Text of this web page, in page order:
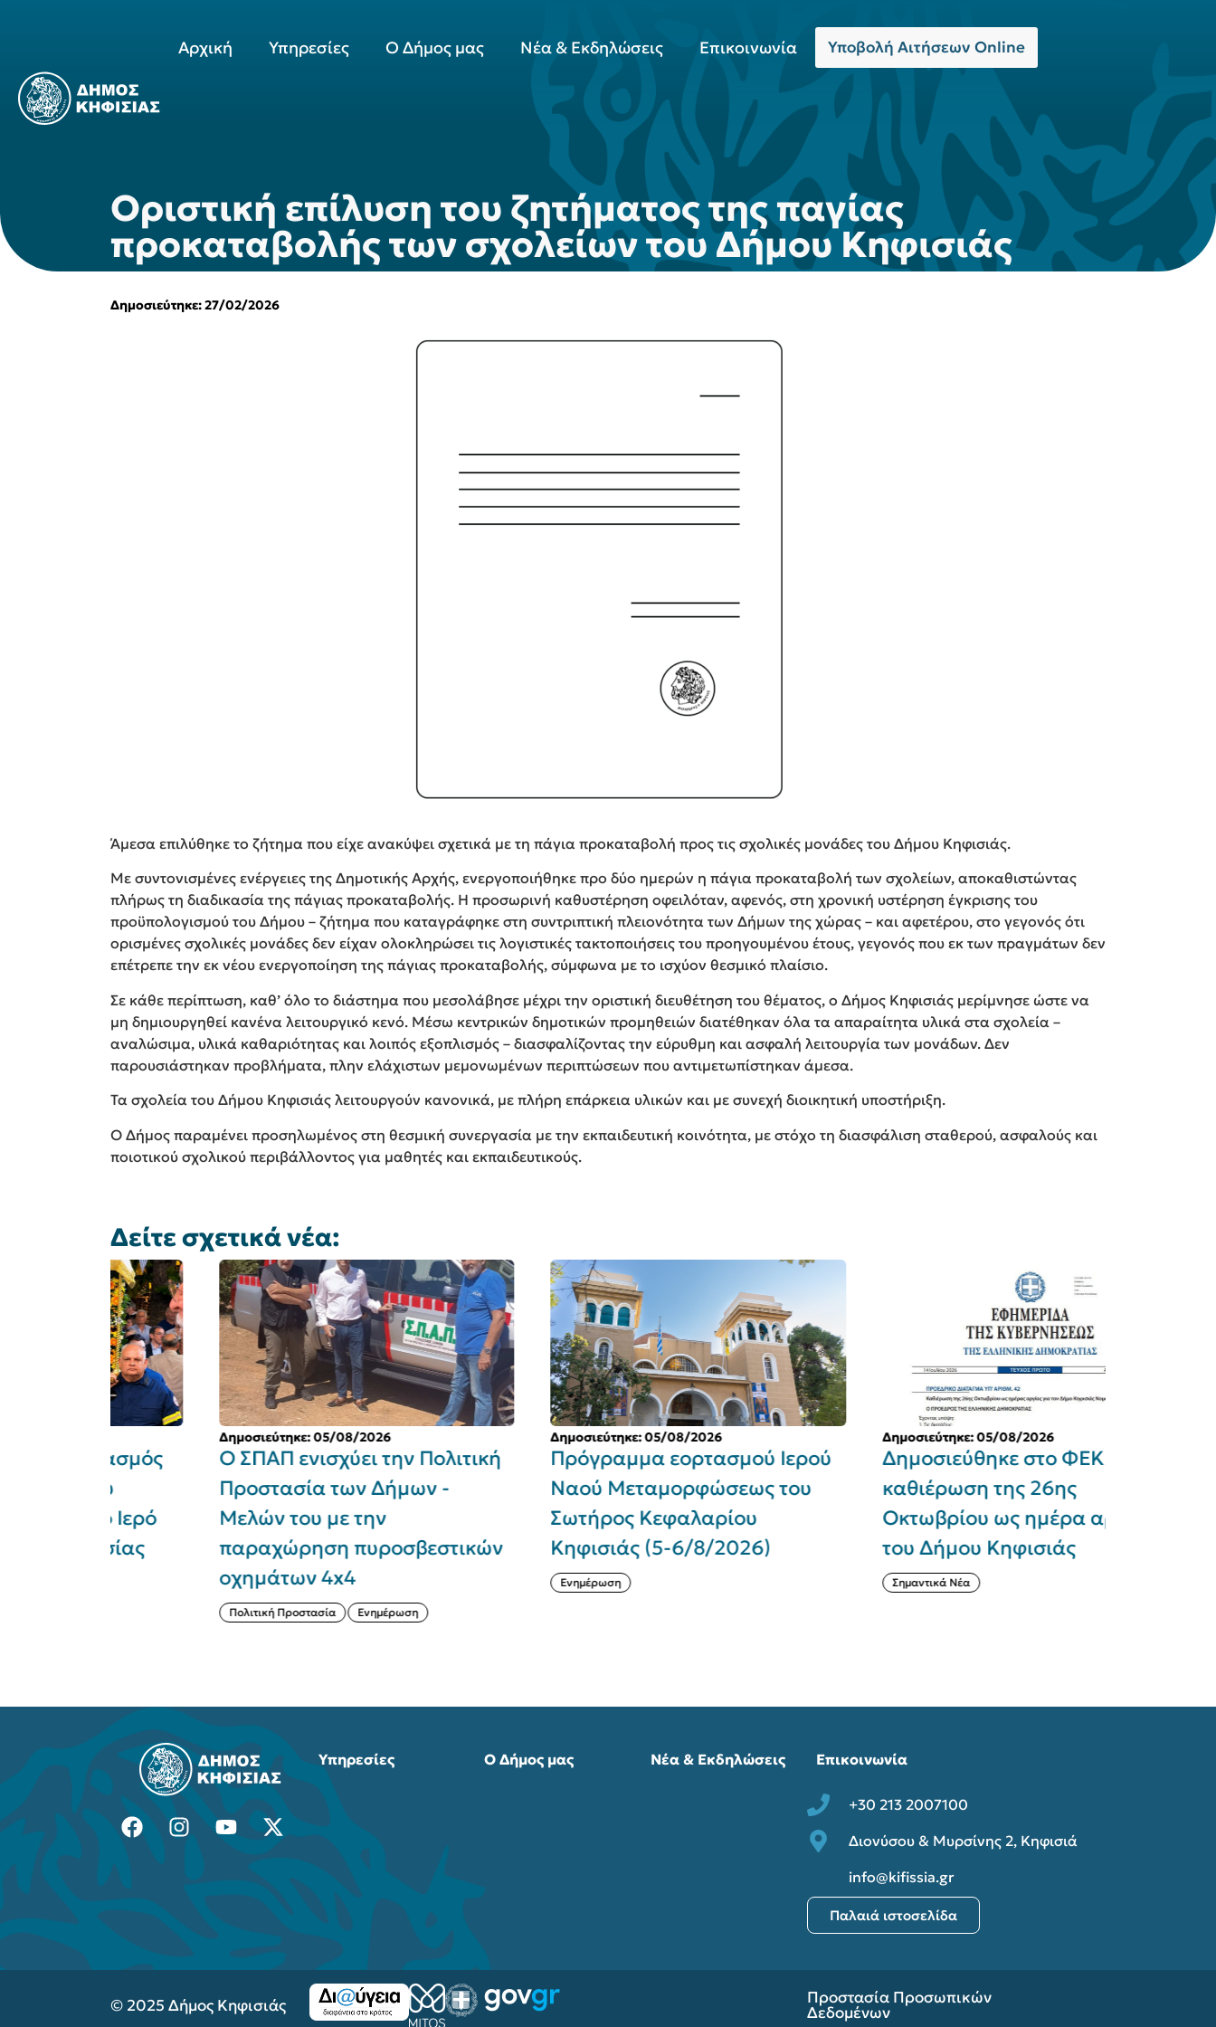
Αρχική Υπηρεσίες Ο Δήμος μας Νέα & Εκδηλώσεις Επικοινωνία Υποβολή Αιτήσεων Online
Οριστική επίλυση του ζητήματος της παγίας
προκαταβολής των σχολείων του Δήμου Κηφισιάς
Δημοσιεύτηκε: 27/02/2026
Άμεσα επιλύθηκε το ζήτημα που είχε ανακύψει σχετικά με τη πάγια προκαταβολή προς τις σχολικές μονάδες του Δήμου Κηφισιάς.
Με συντονισμένες ενέργειες της Δημοτικής Αρχής, ενεργοποιήθηκε προ δύο ημερών η πάγια προκαταβολή των σχολείων, αποκαθιστώντας
πλήρως τη διαδικασία της πάγιας προκαταβολής. Η προσωρινή καθυστέρηση οφειλόταν, αφενός, στη χρονική υστέρηση έγκρισης του
προϋπολογισμού του Δήμου – ζήτημα που καταγράφηκε στη συντριπτική πλειονότητα των Δήμων της χώρας – και αφετέρου, στο γεγονός ότι
ορισμένες σχολικές μονάδες δεν είχαν ολοκληρώσει τις λογιστικές τακτοποιήσεις του προηγουμένου έτους, γεγονός που εκ των πραγμάτων δεν
επέτρεπε την εκ νέου ενεργοποίηση της πάγιας προκαταβολής, σύμφωνα με το ισχύον θεσμικό πλαίσιο.
Σε κάθε περίπτωση, καθ’ όλο το διάστημα που μεσολάβησε μέχρι την οριστική διευθέτηση του θέματος, ο Δήμος Κηφισιάς μερίμνησε ώστε να
μη δημιουργηθεί κανένα λειτουργικό κενό. Μέσω κεντρικών δημοτικών προμηθειών διατέθηκαν όλα τα απαραίτητα υλικά στα σχολεία –
αναλώσιμα, υλικά καθαριότητας και λοιπός εξοπλισμός – διασφαλίζοντας την εύρυθμη και ασφαλή λειτουργία των μονάδων. Δεν
παρουσιάστηκαν προβλήματα, πλην ελάχιστων μεμονωμένων περιπτώσεων που αντιμετωπίστηκαν άμεσα.
Τα σχολεία του Δήμου Κηφισιάς λειτουργούν κανονικά, με πλήρη επάρκεια υλικών και με συνεχή διοικητική υποστήριξη.
Ο Δήμος παραμένει προσηλωμένος στη θεσμική συνεργασία με την εκπαιδευτική κοινότητα, με στόχο τη διασφάλιση σταθερού, ασφαλούς και
ποιοτικού σχολικού περιβάλλοντος για μαθητές και εκπαιδευτικούς.
Δείτε σχετικά νέα:
Δημοσιεύτηκε: 05/08/2026
Ο ΣΠΑΠ ενισχύει την Πολιτική
Προστασία των Δήμων -
Μελών του με την
παραχώρηση πυροσβεστικών
οχημάτων 4x4
Πολιτική Προστασία Ενημέρωση
Δημοσιεύτηκε: 05/08/2026
Πρόγραμμα εορτασμού Ιερού
Ναού Μεταμορφώσεως του
Σωτήρος Κεφαλαρίου
Κηφισιάς (5-6/8/2026)
Δημοσιεύτηκε: 05/08/2026
Δημοσιεύθηκε στο ΦΕΚ η
καθιέρωση της 26ης
Οκτωβρίου ως ημέρα αργίας
του Δήμου Κηφισιάς
Υπηρεσίες Ο Δήμος μας Νέα & Εκδηλώσεις Επικοινωνία
+30 213 2007100
Διονύσου & Μυρσίνης 2, Κηφισιά
info@kifissia.gr
Παλαιά ιστοσελίδα
© 2025 Δήμος Κηφισιάς Προστασία Προσωπικών
Δεδομένων